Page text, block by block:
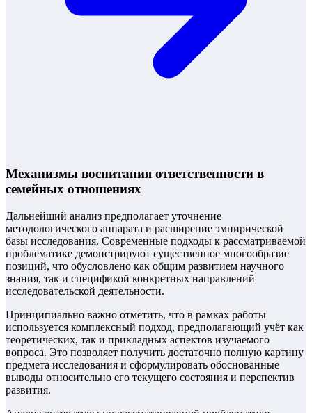
Механизмы воспитания ответственности в
семейных отношениях
Дальнейший анализ предполагает уточнение
методологического аппарата и расширение эмпирической
базы исследования. Современные подходы к рассматриваемой
проблематике демонстрируют существенное многообразие
позиций, что обусловлено как общим развитием научного
знания, так и спецификой конкретных направлений
исследовательской деятельности.
Принципиально важно отметить, что в рамках работы
используется комплексный подход, предполагающий учёт как
теоретических, так и прикладных аспектов изучаемого
вопроса. Это позволяет получить достаточно полную картину
предмета исследования и сформулировать обоснованные
выводы относительно его текущего состояния и перспектив
развития.